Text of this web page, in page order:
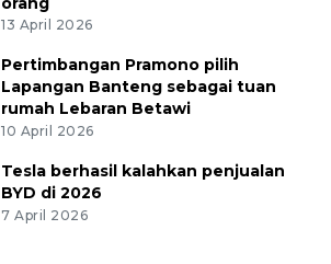
13 April 2026
Pertimbangan Pramono pilih
Lapangan Banteng sebagai tuan
rumah Lebaran Betawi
10 April 2026
Tesla berhasil kalahkan penjualan
BYD di 2026
7 April 2026